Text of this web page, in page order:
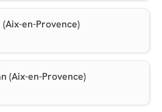
en-Provence)
(Aix-en-Provence)